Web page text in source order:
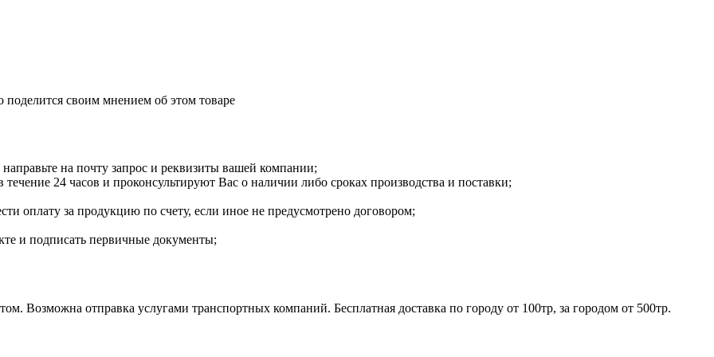
своим мнением об этом товаре
на почту запрос и реквизиты вашей компании;
24 часов и проконсультируют Вас о наличии либо сроках производства и поставки;
оплату за продукцию по счету, если иное не предусмотрено договором;
и подписать первичные документы;
Возможна отправка услугами транспортных компаний. Бесплатная доставка по городу от 100тр, за городом от 500тр.